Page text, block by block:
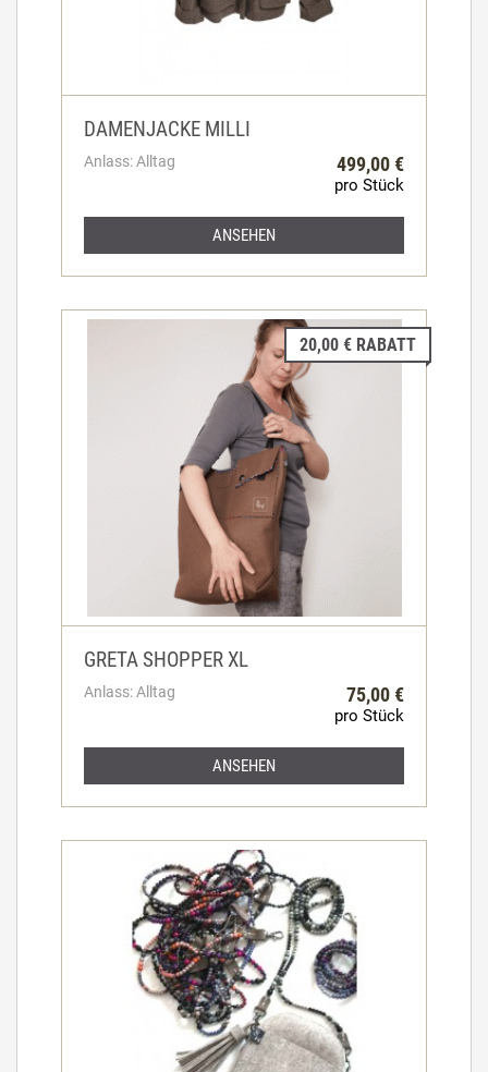
DAMENJACKE MILLI
Anlass: Alltag 499,00 €
pro Stück
ANSEHEN
20,00 € RABATT
GRETA SHOPPER XL
Anlass: Alltag 75,00 €
pro Stück
ANSEHEN